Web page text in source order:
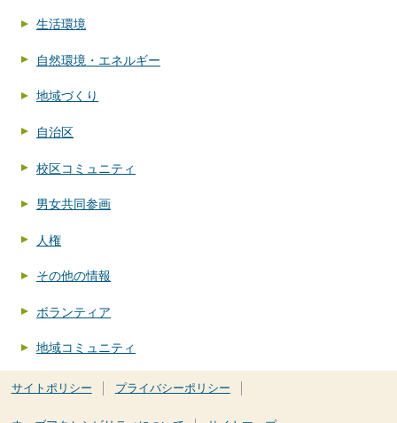
生活環境
自然環境・エネルギー
地域づくり
自治区
校区コミュニティ
男女共同参画
人権
その他の情報
ボランティア
地域コミュニティ
サイトポリシー プライバシーポリシー